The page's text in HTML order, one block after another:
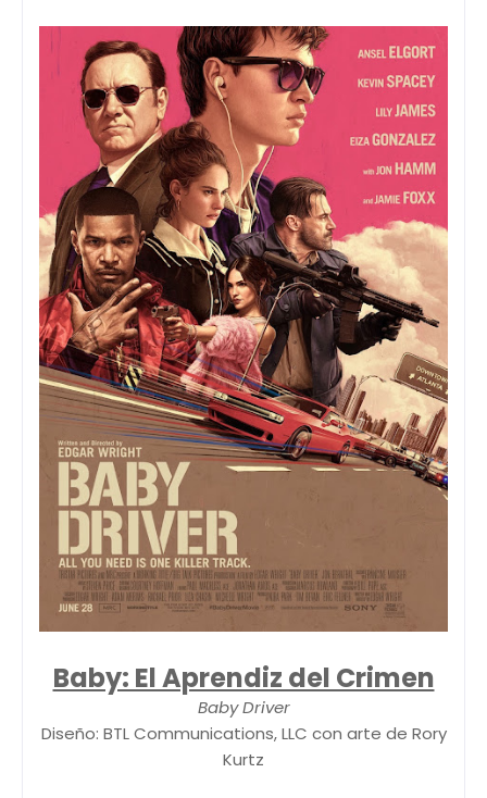
Baby: El Aprendiz del Crimen
Baby Driver
Diseño: BTL Communications, LLC con arte de Rory
Kurtz